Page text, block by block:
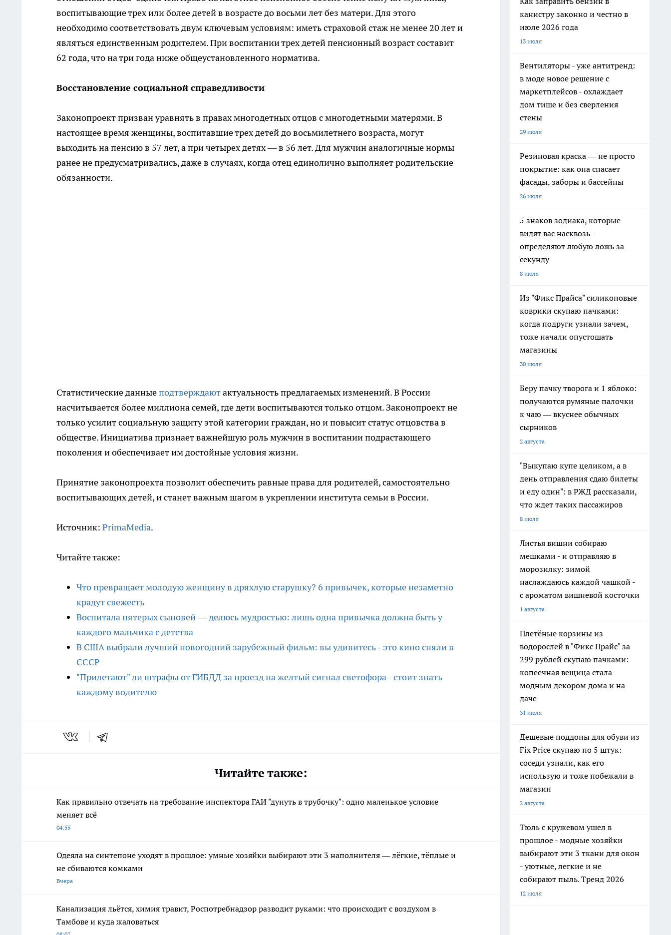
воспитывающие трех или более детей в возрасте до восьми лет без матери. Для этого
необходимо соответствовать двум ключевым условиям: иметь страховой стаж не менее 20 лет и
являться единственным родителем. При воспитании трех детей пенсионный возраст составит
62 года, что на три года ниже общеустановленного норматива.
Восстановление социальной справедливости
Законопроект призван уравнять в правах многодетных отцов с многодетными матерями. В
настоящее время женщины, воспитавшие трех детей до восьмилетнего возраста, могут
выходить на пенсию в 57 лет, а при четырех детях — в 56 лет. Для мужчин аналогичные нормы
ранее не предусматривались, даже в случаях, когда отец единолично выполняет родительские
обязанности.
Статистические данныеподтверждаютактуальность предлагаемых изменений. В России
насчитывается более миллиона семей, где дети воспитываются только отцом. Законопроект не
только усилит социальную защиту этой категории граждан, но и повысит статус отцовства в
обществе. Инициатива признает важнейшую роль мужчин в воспитании подрастающего
поколения и обеспечивает им достойные условия жизни.
Принятие законопроекта позволит обеспечить равные права для родителей, самостоятельно
воспитывающих детей, и станет важным шагом в укреплении института семьи в России.
Источник: PrimaMedia.
Читайте также:
Что превращает молодую женщину в дряхлую старушку? 6 привычек, которые незаметно
крадут свежесть
Воспитала пятерых сыновей — делюсь мудростью: лишь одна привычка должна быть у
каждого мальчика с детства
В США выбрали лучший новогодний зарубежный фильм: вы удивитесь - это кино сняли в
СССР
"Прилетают" ли штрафы от ГИБДД за проезд на желтый сигнал светофора - стоит знать
каждому водителю
Читайте также:
Как правильно отвечать на требование инспектора ГАИ "дунуть в трубочку": одно маленькое условие
меняет всё
04:55
Одеяла на синтепоне уходят в прошлое: умные хозяйки выбирают эти 3 наполнителя — лёгкие, тёплые и
не сбиваются комками
Вчера
Канализация льётся, химия травит, Роспотребнадзор разводит руками: что происходит с воздухом в
Тамбове и куда жаловаться
канистру законно и честно в
июле 2026 года
13 июля
Вентиляторы - уже антитренд:
в моде новое решение с
маркетплейсов - охлаждает
дом тише и без сверления
стены
29 июля
Резиновая краска — не просто
покрытие: как она спасает
фасады, заборы и бассейны
26 июля
5 знаков зодиака, которые
видят вас насквозь -
определяют любую ложь за
секунду
8 июля
Из "Фикс Прайса" силиконовые
коврики скупаю пачками:
когда подруги узнали зачем,
тоже начали опустошать
магазины
30 июля
Беру пачку творога и 1 яблоко:
получаются румяные палочки
к чаю — вкуснее обычных
сырников
2 августа
"Выкупаю купе целиком, а в
день отправления сдаю билеты
и еду один": в РЖД рассказали,
что ждет таких пассажиров
8 июля
Листья вишни собираю
мешками - и отправляю в
морозилку: зимой
наслаждаюсь каждой чашкой -
с ароматом вишневой косточки
1 августа
Плетёные корзины из
водорослей в "Фикс Прайс" за
299 рублей скупаю пачками:
копеечная вещица стала
модным декором дома и на
даче
31 июля
Дешевые поддоны для обуви из
Fix Price скупаю по 5 штук:
соседи узнали, как его
использую и тоже побежали в
магазин
2 августа
Тюль с кружевом ушел в
прошлое - модные хозяйки
выбирают эти 3 ткани для окон
- уютные, легкие и не
собирают пыль. Тренд 2026
12 июля